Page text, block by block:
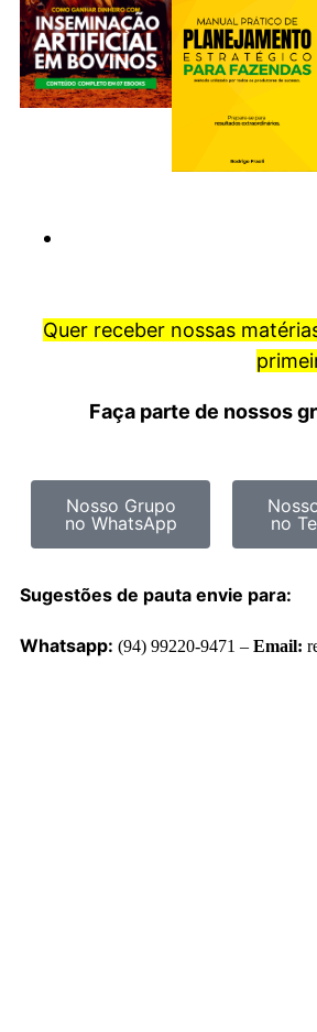
Quer receber nossas
Faça parte de nossos
Nosso Grupo
no WhatsApp
no
Sugestões de pauta envie para:
Whatsapp: (94) 99220-9471 – Email: